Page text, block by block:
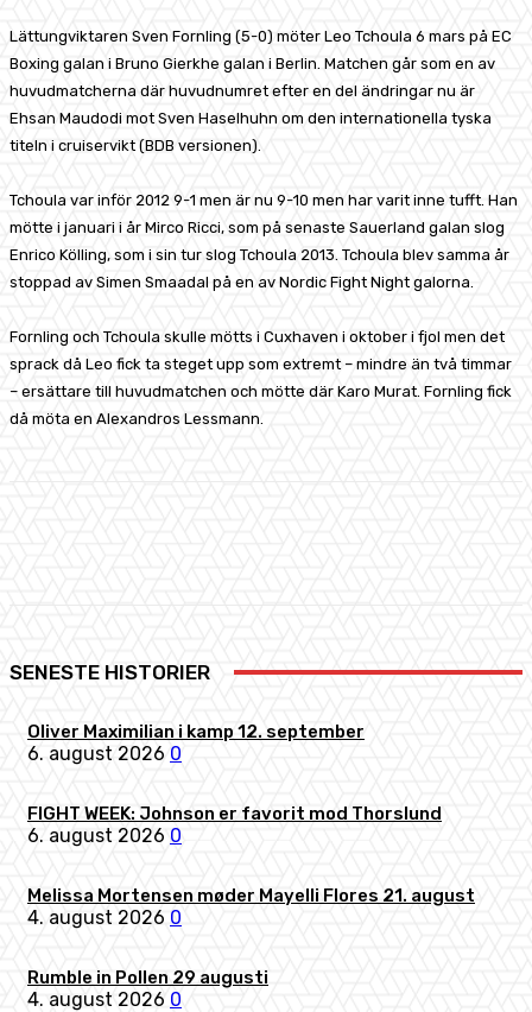
Lättungviktaren Sven Fornling (5-0) möter Leo Tchoula 6 mars på EC
Boxing galan i Bruno Gierkhe galan i Berlin. Matchen går som en av
huvudmatcherna där huvudnumret efter en del ändringar nu är
Ehsan Maudodi mot Sven Haselhuhn om den internationella tyska
titeln i cruiservikt (BDB versionen).
Tchoula var inför 2012 9-1 men är nu 9-10 men har varit inne tufft. Han
mötte i januari i år Mirco Ricci, som på senaste Sauerland galan slog
Enrico Kölling, som i sin tur slog Tchoula 2013. Tchoula blev samma år
stoppad av Simen Smaadal på en av Nordic Fight Night galorna.
Fornling och Tchoula skulle mötts i Cuxhaven i oktober i fjol men det
sprack då Leo fick ta steget upp som extremt – mindre än två timmar
– ersättare till huvudmatchen och mötte där Karo Murat. Fornling fick
då möta en Alexandros Lessmann.
SENESTE HISTORIER
Oliver Maximilian i kamp 12. september
6. august 2026 0
FIGHT WEEK: Johnson er favorit mod Thorslund
6. august 2026 0
Melissa Mortensen møder Mayelli Flores 21. august
4. august 2026 0
Rumble in Pollen 29 augusti
4. august 2026 0